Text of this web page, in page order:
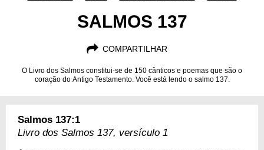
SALMOS 137
COMPARTILHAR
O Livro dos Salmos constitui-se de 150 cânticos e poemas que são o
coração do Antigo Testamento. Você está lendo o salmo 137.
Salmos 137:1
Livro dos Salmos 137, versículo 1